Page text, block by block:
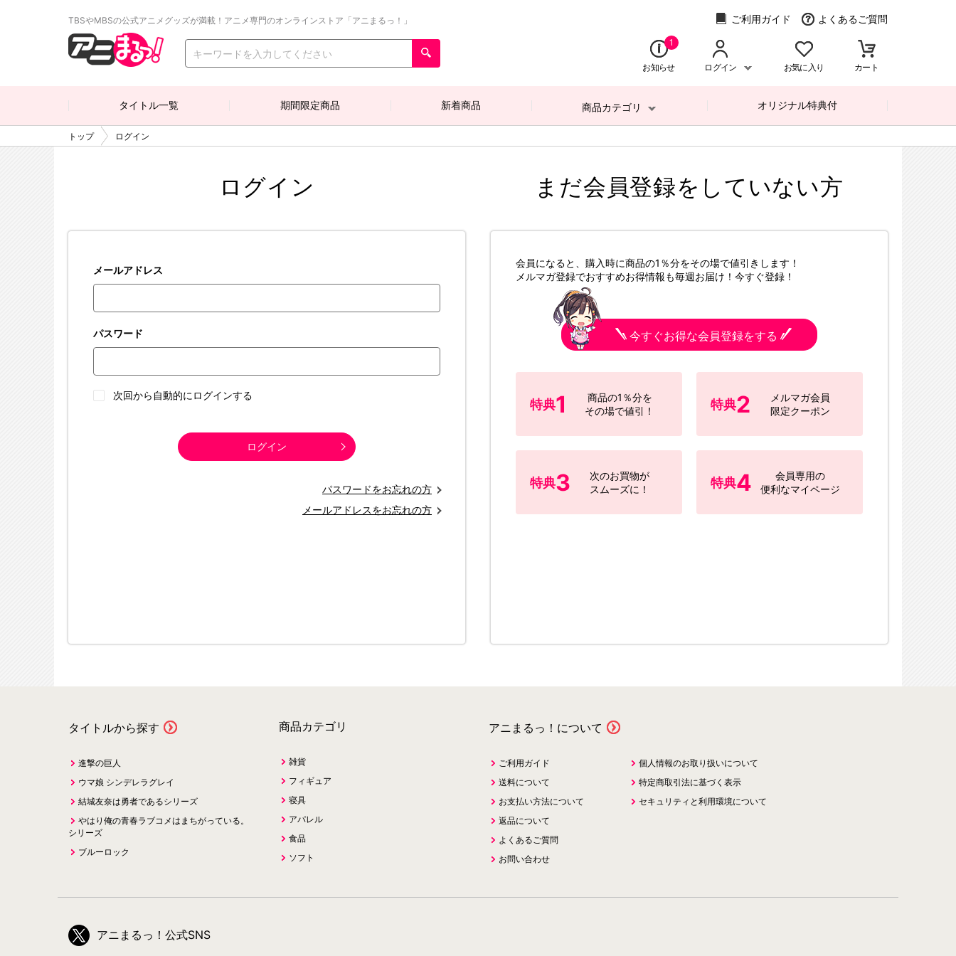
TBSやMBSの公式アニメグッズが満載！アニメ専門のオンラインストア「アニまるっ！」 ご利用ガイド よくあるご質問
1
お知らせ ログイン お気に入り カート
タイトル一覧 期間限定商品 新着商品 商品カテゴリ オリジナル特典付
トップ ログイン
ログイン
メールアドレス
パスワード
次回から自動的にログインする
ログイン
パスワードをお忘れの方
メールアドレスをお忘れの方
まだ会員登録をしていない方
会員になると、購入時に商品の1％分をその場で値引きします！
メルマガ登録でおすすめお得情報も毎週お届け！今すぐ登録！
今すぐお得な会員登録をする
特典1
商品の1％分を
その場で値引！
特典2
メルマガ会員
限定クーポン
特典3
次のお買物が
スムーズに！
特典4
会員専用の
便利なマイページ
タイトルから探す
進撃の巨人
ウマ娘 シンデレラグレイ
結城友奈は勇者であるシリーズ
やはり俺の青春ラブコメはまちがっている。
シリーズ
ブルーロック
商品カテゴリ
雑貨
フィギュア
寝具
アパレル
食品
ソフト
アニまるっ！について
ご利用ガイド
送料について
お支払い方法について
返品について
よくあるご質問
お問い合わせ
個人情報のお取り扱いについて
特定商取引法に基づく表示
セキュリティと利用環境について
アニまるっ！公式SNS